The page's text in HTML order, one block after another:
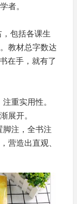
者。
包括各课生
教材总字数达
在手，就有了
重实用性。
展开。
注，全书注
营造出直观、